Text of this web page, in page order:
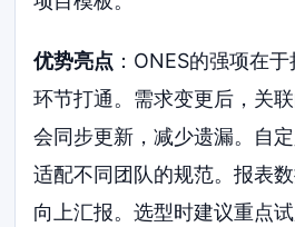
优势亮点 ：ONES的强项在
环节打通。需求变更后，关
会同步更新，减少遗漏。自
适配不同团队的规范。报表
向上汇报。选型时建议重点